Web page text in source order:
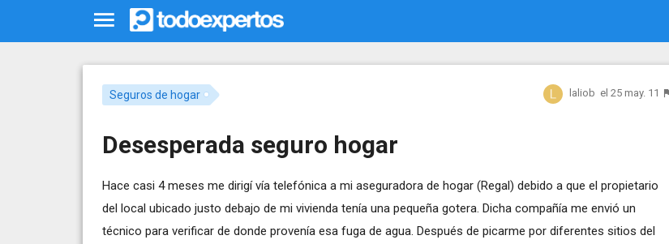
Seguros de hogar laliob el 25 may. 11
Desesperada seguro hogar
Hace casi 4 meses me dirigí vía telefónica a mi aseguradora de hogar (Regal) debido a que el propietario
del local ubicado justo debajo de mi vivienda tenía una pequeña gotera. Dicha compañía me envió un
técnico para verificar de donde provenía esa fuga de agua. Después de picarme por diferentes sitios del